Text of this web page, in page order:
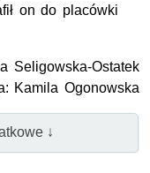
on do placówki
Seligowska-Ostatek
Kamila Ogonowska
↓